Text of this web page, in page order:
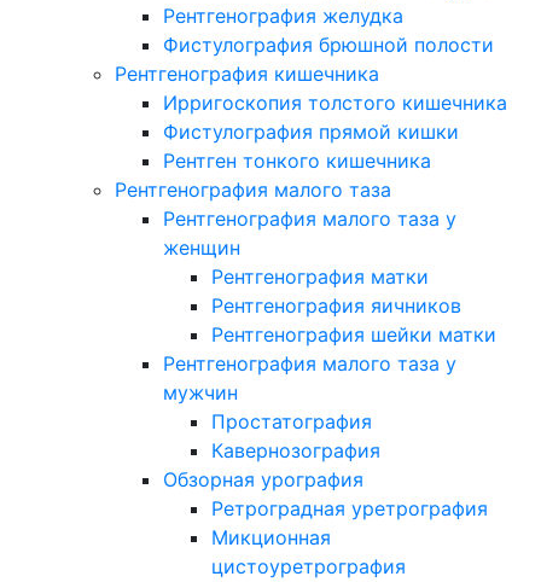
Рентгенография желудка
Фистулография брюшной полости
Рентгенография кишечника
Ирригоскопия толстого кишечника
Фистулография прямой кишки
Рентген тонкого кишечника
Рентгенография малого таза
Рентгенография малого таза у
женщин
Рентгенография матки
Рентгенография яичников
Рентгенография шейки матки
Рентгенография малого таза у
мужчин
Простатография
Кавернозография
Обзорная урография
Ретроградная уретрография
Микционная
цистоуретрография